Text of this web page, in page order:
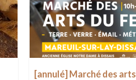
[annulé] Marché des